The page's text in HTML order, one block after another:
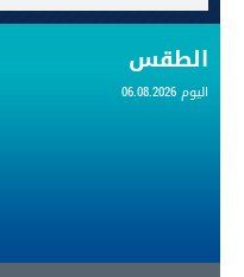
الطقس
اليوم 06.08.2026